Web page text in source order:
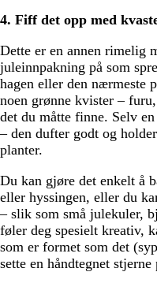
4. Fiff det opp med
Dette er en annen rimelig
juleinnpakning på som
hagen eller den nærmeste
noen grønne kvister –
det du måtte finne. Selv
– den dufter godt og
planter.
Du kan gjøre det enkelt å
eller hyssingen, eller du
– slik som små julekuler,
føler deg spesielt kreativ,
som er formet som det
sette en håndtegnet stjerne